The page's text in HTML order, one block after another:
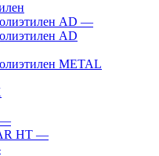
AD —
AD
METAL
HT —